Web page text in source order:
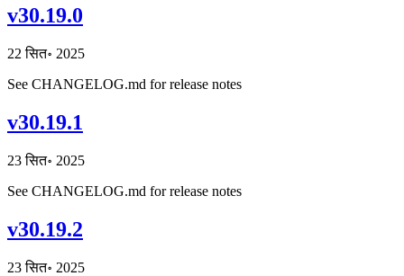
v30.19.0
22 सित॰ 2025
See CHANGELOG.md for release notes
v30.19.1
23 सित॰ 2025
See CHANGELOG.md for release notes
v30.19.2
23 सित॰ 2025